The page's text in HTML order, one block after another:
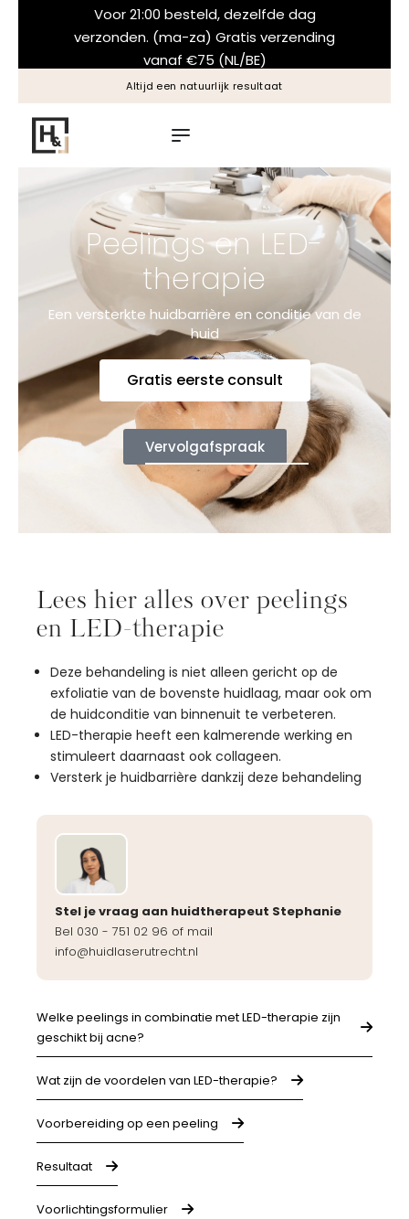
Voor 21:00 besteld, dezelfde dag
verzonden. (ma-za) Gratis verzending
vanaf €75 (NL/BE)
Specialist in laser en peelings
Peelings en LED-
therapie
Een versterkte huidbarrière en conditie van de
huid
Gratis eerste consult
Vervolgafspraak
Lees hier alles over peelings
en LED-therapie
Deze behandeling is niet alleen gericht op de
exfoliatie van de bovenste huidlaag, maar ook om
de huidconditie van binnenuit te verbeteren.
LED-therapie heeft een kalmerende werking en
stimuleert daarnaast ook collageen.
Versterk je huidbarrière dankzij deze behandeling
Stel je vraag aan huidtherapeut Stephanie
Bel 030 - 751 02 96 of mail
info@huidlaserutrecht.nl
Welke peelings in combinatie met LED-therapie zijn
geschikt bij acne?
Wat zijn de voordelen van LED-therapie?
Voorbereiding op een peeling
Resultaat
Voorlichtingsformulier